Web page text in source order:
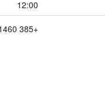
12:00
+385 1460 9111